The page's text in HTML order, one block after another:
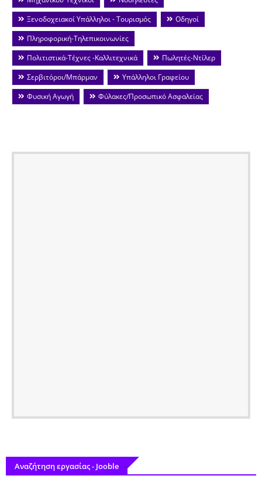
Ξενοδοχειακοί Υπάλληλοι - Τουρισμός
Οδηγοί
Πληροφορική-Τηλεπικοινωνίες
Πολιτιστικά-Τέχνες -Καλλιτεχνικά
Πωλητές-Ντίλερ
Σερβιτόροι/Μπάρμαν
Υπάλληλοι Γραφείου
Φυσική Αγωγή
Φύλακες/Προσωπικό Ασφαλείας
Αναζήτηση εργασίας - Jooble